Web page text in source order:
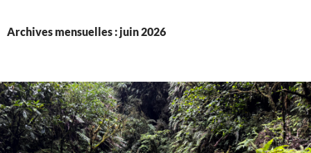
Archives mensuelles : juin 2026